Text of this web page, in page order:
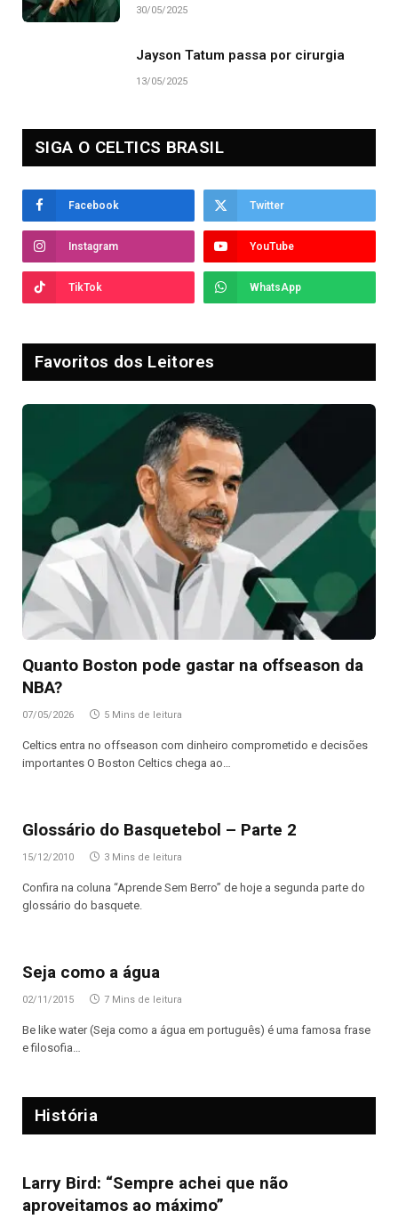
30/05/2025
Jayson Tatum passa por cirurgia
13/05/2025
SIGA O CELTICS BRASIL
Facebook Twitter
Instagram YouTube
TikTok WhatsApp
Favoritos dos Leitores
Quanto Boston pode gastar na offseason da
NBA?
07/05/2026 5 Mins de leitura
Celtics entra no offseason com dinheiro comprometido e decisões
importantes O Boston Celtics chega ao…
Glossário do Basquetebol – Parte 2
15/12/2010 3 Mins de leitura
Confira na coluna “Aprende Sem Berro” de hoje a segunda parte do
glossário do basquete.
Seja como a água
02/11/2015 7 Mins de leitura
Be like water (Seja como a água em português) é uma famosa frase
e filosofia…
História
Larry Bird: “Sempre achei que não
aproveitamos ao máximo”